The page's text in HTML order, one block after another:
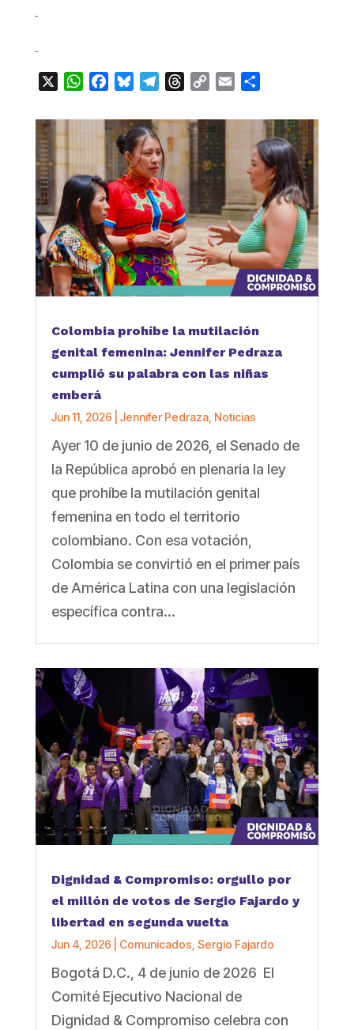
WhatsApp
FacebookBlueskyTelegramThreads
Copy Email
Colombia prohíbe la mutilación
genital femenina: Jennifer Pedraza
cumplió su palabra con las niñas
emberá
Jun 11, 2026 Jennifer Pedraza, Noticias
Ayer 10 de junio de 2026, el Senado de
la República aprobó en plenaria la ley
que prohíbe la mutilación genital
femenina en todo el territorio
colombiano. Con esa votación,
Colombia se convirtió en el primer país
de América Latina con una legislación
específica contra...
Dignidad & Compromiso: orgullo por
el millón de votos de Sergio Fajardo y
libertad en segunda vuelta
Jun 4, 2026 Comunicados Sergio Fajardo
Bogotá D.C., 4 de junio de 2026 El
Comité Ejecutivo Nacional de
Dignidad & Compromiso celebra con